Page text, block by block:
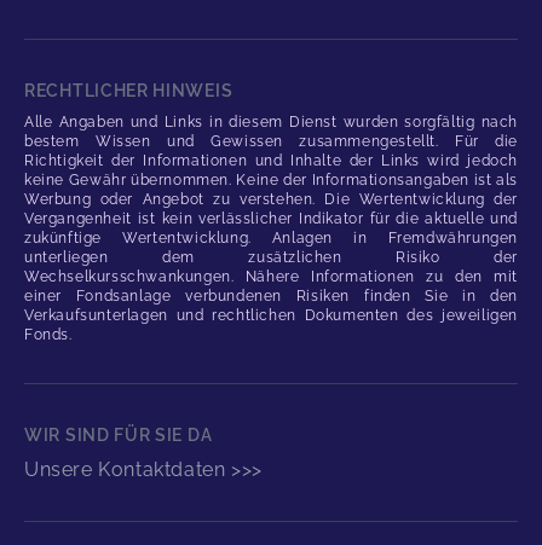
RECHTLICHER HINWEIS
Alle Angaben und Links in diesem Dienst wurden sorgfältig nach
bestem Wissen und Gewissen zusammengestellt. Für die
Richtigkeit der Informationen und Inhalte der Links wird jedoch
keine Gewähr übernommen. Keine der Informationsangaben ist als
Werbung oder Angebot zu verstehen. Die Wertentwicklung der
Vergangenheit ist kein verlässlicher Indikator für die aktuelle und
zukünftige Wertentwicklung. Anlagen in Fremdwährungen
unterliegen dem zusätzlichen Risiko der
Wechselkursschwankungen. Nähere Informationen zu den mit
einer Fondsanlage verbundenen Risiken finden Sie in den
Verkaufsunterlagen und rechtlichen Dokumenten des jeweiligen
Fonds.
WIR SIND FÜR SIE DA
Unsere Kontaktdaten >>>